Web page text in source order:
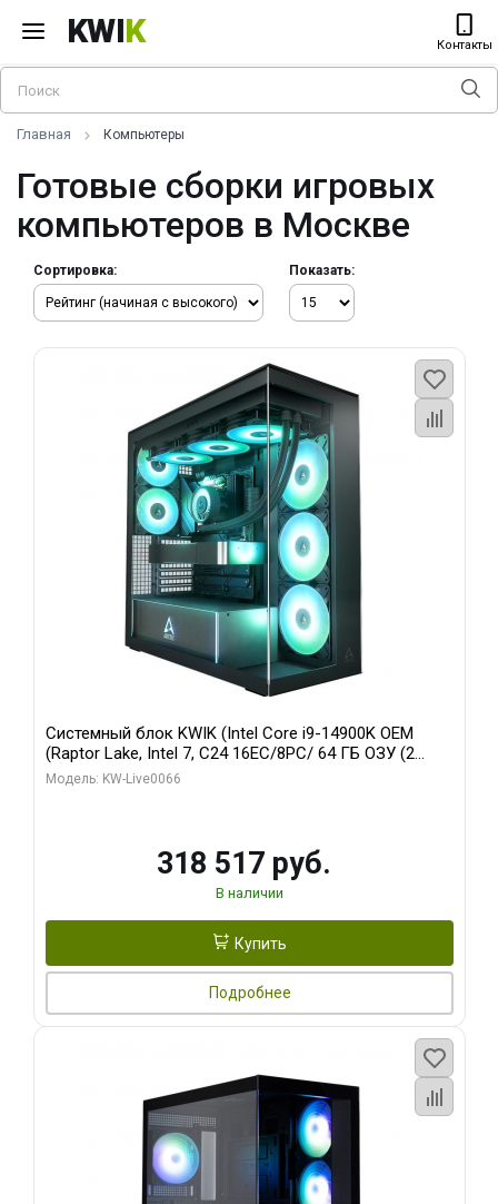
KWIK Контакты
Главная Компьютеры
Готовые сборки игровых
компьютеров в Москве
Сортировка: Показать:
Системный блок KWIK (Intel Core i9-14900K OEM
(Raptor Lake, Intel 7, C24 16EC/8PC/ 64 ГБ ОЗУ (2
модуля)/ Gigabyte RTX5080 XTREME WATERFORCE
Модель: KW-Live0066
318 517 руб.
В наличии
Купить
Подробнее